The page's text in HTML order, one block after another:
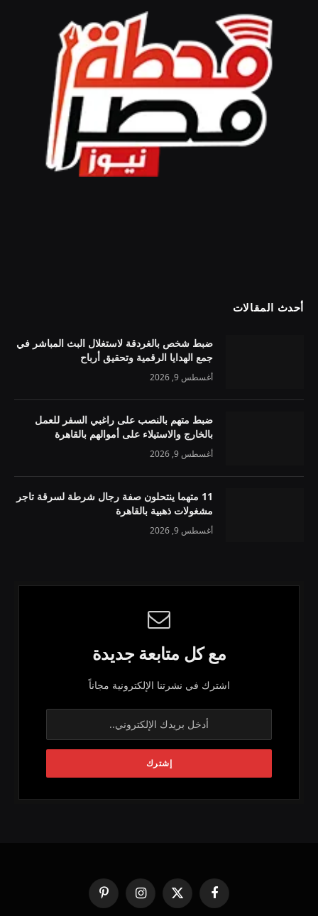
أحدث المقالات
ضبط شخص بالغردقة لاستغلال البث المباشر في
جمع الهدايا الرقمية وتحقيق أرباح
أغسطس 9, 2026
ضبط متهم بالنصب على راغبي السفر للعمل
بالخارج والاستيلاء على أموالهم بالقاهرة
أغسطس 9, 2026
11 متهما ينتحلون صفة رجال شرطة لسرقة تاجر
مشغولات ذهبية بالقاهرة
أغسطس 9, 2026
مع كل متابعة جديدة
اشترك في نشرتنا الإلكترونية مجاناً
فيسبوك
X
(Twitter)
الانستغرامبينتيريست